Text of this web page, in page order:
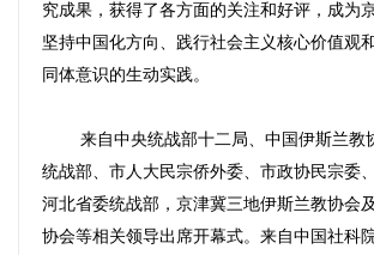
究成果，获得了各方面的关注和好评，成为
坚持中国化方向、践行社会主义核心价值观
同体意识的生动实践。
来自中央统战部十二局、中国伊斯兰教
统战部、市人大民宗侨外委、市政协民宗委
河北省委统战部，京津冀三地伊斯兰教协会
协会等相关领导出席开幕式。来自中国社科